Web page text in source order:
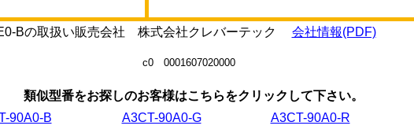
Bの取扱い販売会社 株式会社クレバーテック 会社情報(PDF)
c0 0001607020000
類似型番をお探しのお客様はこちらをクリックして下さい。
90A0-B A3CT-90A0-G A3CT-90A0-R